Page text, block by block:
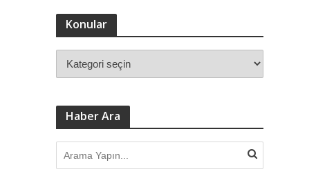
Konular
Haber Ara